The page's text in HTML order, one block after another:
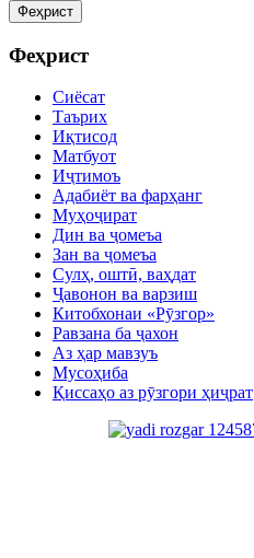
Феҳрист
Феҳрист
Сиёсат
Таърих
Иқтисод
Матбуот
Иҷтимоъ
Адабиёт ва фарҳанг
Муҳоҷират
Дин ва ҷомеъа
Зан ва ҷомеъа
Сулҳ, оштӣ, ваҳдат
Ҷавонон ва варзиш
Китобхонаи «Рӯзгор»
Равзана ба ҷахон
Аз ҳар мавзуъ
Мусоҳиба
Қиссаҳо аз рӯзгори ҳиҷрат